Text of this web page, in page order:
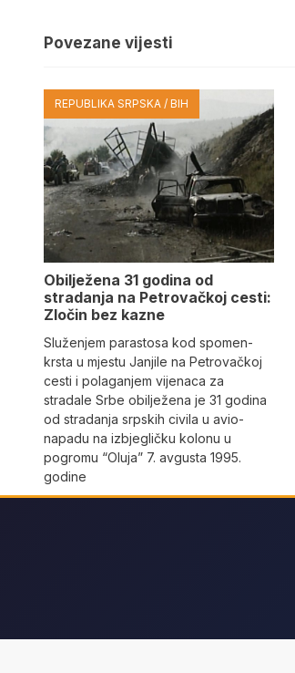
Povezane vijesti
REPUBLIKA SRPSKA / BIH
Obilježena 31 godina od
stradanja na Petrovačkoj cesti:
Zločin bez kazne
Služenjem parastosa kod spomen-
krsta u mjestu Janjile na Petrovačkoj
cesti i polaganjem vijenaca za
stradale Srbe obilježena je 31 godina
od stradanja srpskih civila u avio-
napadu na izbjegličku kolonu u
pogromu “Oluja” 7. avgusta 1995.
godine